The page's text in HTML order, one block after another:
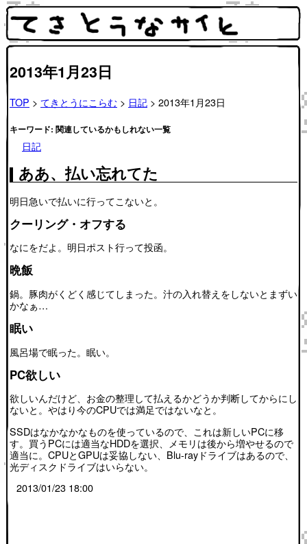
2013年1月23日
TOP > てきとうにこらむ > 日記 > 2013年1月23日
キーワード: 関連しているかもしれない一覧
日記
ああ、払い忘れてた
明日急いで払いに行ってこないと。
クーリング・オフする
なにをだよ。明日ポスト行って投函。
晩飯
鍋。豚肉がくどく感じてしまった。汁の入れ替えをしないとまずい
かなぁ…
眠い
風呂場で眠った。眠い。
PC欲しい
欲しいんだけど、お金の整理して払えるかどうか判断してからにし
ないと。やはり今のCPUでは満足ではないなと。
SSDはなかなかなものを使っているので、これは新しいPCに移
す。買うPCには適当なHDDを選択、メモリは後から増やせるので
適当に。CPUとGPUは妥協しない、Blu-rayドライブはあるので、
光ディスクドライブはいらない。
2013/01/23 18:00